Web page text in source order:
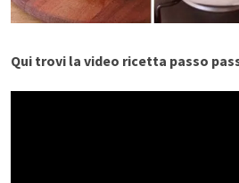
Qui trovi la video ricetta passo